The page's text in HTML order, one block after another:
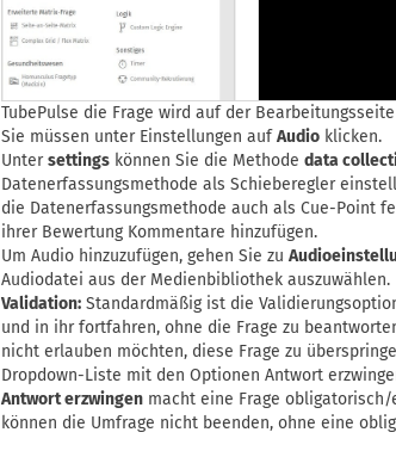
TubePulse die Frage wird auf der
Sie müssen unter Einstellungen aufAudio klicken.
Untersettings können Sie die Methode data
Datenerfassungsmethode als Schieberegler
die Datenerfassungsmethode auch als Cue-Point
ihrer Bewertung Kommentare hinzufügen.
Um Audio hinzuzufügen, gehen Sie zu
Audiodatei aus der Medienbibliothek auszuwählen.
Validation: Standardmäßig ist die
und in ihr fortfahren, ohne die Frage zu
nicht erlauben möchten, diese Frage zu
Dropdown-Liste mit den Optionen Antwort
Antwort erzwingen macht eine Frage
können die Umfrage nicht beenden, ohne eine